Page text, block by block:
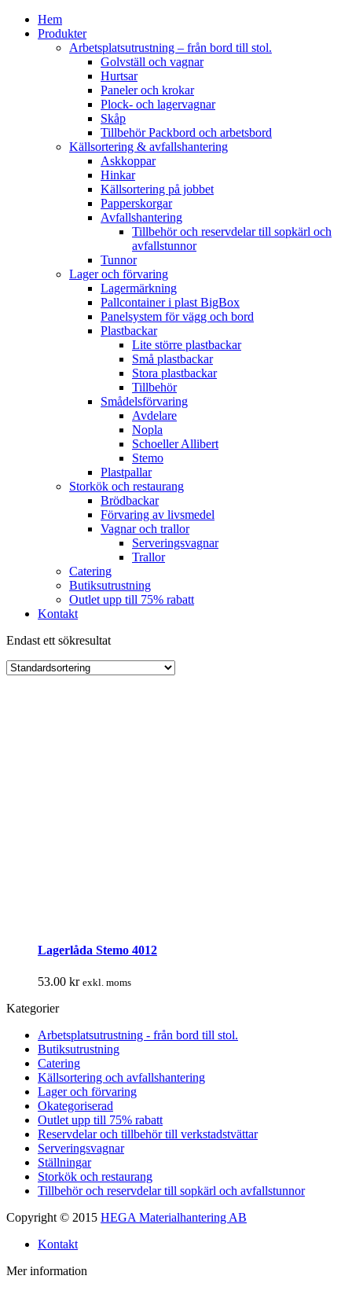
Hem
Produkter
Arbetsplatsutrustning – från bord till stol.
Golvställ och vagnar
Hurtsar
Paneler och krokar
Plock- och lagervagnar
Skåp
Tillbehör Packbord och arbetsbord
Källsortering & avfallshantering
Askkoppar
Hinkar
Källsortering på jobbet
Papperskorgar
Avfallshantering
Tillbehör och reservdelar till sopkärl och
avfallstunnor
Tunnor
Lager och förvaring
Lagermärkning
Pallcontainer i plast BigBox
Panelsystem för vägg och bord
Plastbackar
Lite större plastbackar
Små plastbackar
Stora plastbackar
Tillbehör
Smådelsförvaring
Avdelare
Nopla
Schoeller Allibert
Stemo
Plastpallar
Storkök och restaurang
Brödbackar
Förvaring av livsmedel
Vagnar och trallor
Serveringsvagnar
Trallor
Catering
Butiksutrustning
Outlet upp till 75% rabatt
Kontakt
Endast ett sökresultat
Lagerlåda Stemo 4012
53.00 kr exkl. moms
här
har
flera
varianter.
De
olika
alternativen
kan
väljas
på
produktsidan
Kategorier
Arbetsplatsutrustning - från bord till stol.
Butiksutrustning
Catering
Källsortering och avfallshantering
Lager och förvaring
Okategoriserad
Outlet upp till 75% rabatt
Reservdelar och tillbehör till verkstadstvättar
Serveringsvagnar
Ställningar
Storkök och restaurang
Tillbehör och reservdelar till sopkärl och avfallstunnor
Copyright © 2015 HEGA Materialhantering AB
Kontakt
Mer information